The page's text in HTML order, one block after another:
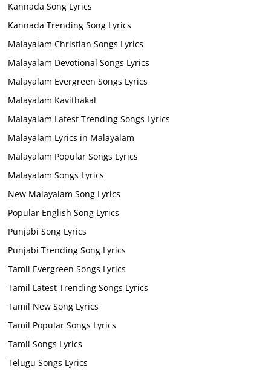
Kannada Song Lyrics
Kannada Trending Song Lyrics
Malayalam Christian Songs Lyrics
Malayalam Devotional Songs Lyrics
Malayalam Evergreen Songs Lyrics
Malayalam Kavithakal
Malayalam Latest Trending Songs Lyrics
Malayalam Lyrics in Malayalam
Malayalam Popular Songs Lyrics
Malayalam Songs Lyrics
New Malayalam Song Lyrics
Popular English Song Lyrics
Punjabi Song Lyrics
Punjabi Trending Song Lyrics
Tamil Evergreen Songs Lyrics
Tamil Latest Trending Songs Lyrics
Tamil New Song Lyrics
Tamil Popular Songs Lyrics
Tamil Songs Lyrics
Telugu Songs Lyrics